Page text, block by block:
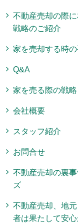
不動産売却の際
戦略のご紹介
家を売却する時
Q&A
家を売る際の戦
会社概要
スタッフ紹介
お問合せ
不動産売却の裏
ズ
不動産売却、地
者は果たして安心